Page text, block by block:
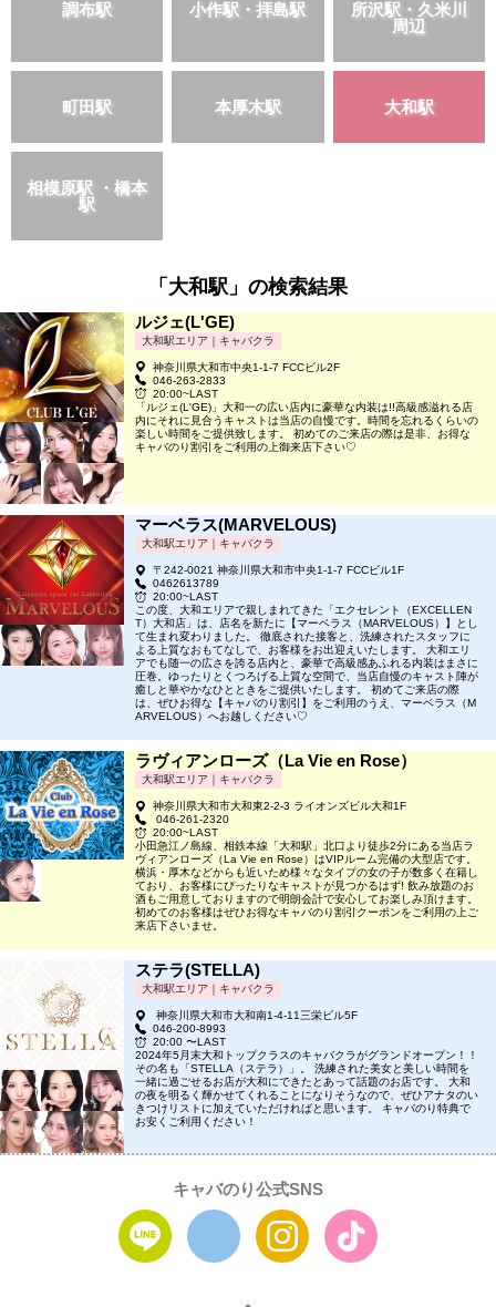
調布駅 小作駅・拝島駅
所沢駅・久米川
周辺
町田駅 本厚木駅 大和駅
相模原駅 ・橋本
駅
「大和駅」の検索結果
ルジェ(L'GE)
大和駅エリア｜キャバクラ
神奈川県大和市中央1-1-7 FCCビル2F
046-263-2833
20:00~LAST
「ルジェ(L'GE)」大和一の広い店内に豪華な内装は!!高級感溢れる店
内にそれに見合うキャストは当店の自慢です。時間を忘れるくらいの
楽しい時間をご提供致します。 初めてのご来店の際は是非、お得な
キャバのり割引をご利用の上御来店下さい♡
マーベラス(MARVELOUS)
大和駅エリア｜キャバクラ
〒242-0021 神奈川県大和市中央1-1-7 FCCビル1F
0462613789
20:00~LAST
この度、大和エリアで親しまれてきた「エクセレント（EXCELLEN
T）大和店」は、店名を新たに【マーベラス（MARVELOUS）】とし
て生まれ変わりました。 徹底された接客と、洗練されたスタッフに
よる上質なおもてなしで、お客様をお出迎えいたします。 大和エリ
アでも随一の広さを誇る店内と、豪華で高級感あふれる内装はまさに
圧巻。ゆったりとくつろげる上質な空間で、当店自慢のキャスト陣が
癒しと華やかなひとときをご提供いたします。 初めてご来店の際
は、ぜひお得な【キャバのり割引】をご利用のうえ、マーベラス（M
ARVELOUS）へお越しください♡
ラヴィアンローズ（La Vie en Rose）
大和駅エリア｜キャバクラ
神奈川県大和市大和東2-2-3 ライオンズビル大和1F
046-261-2320
20:00~LAST
小田急江ノ島線、相鉄本線「大和駅」北口より徒歩2分にある当店ラ
ヴィアンローズ（La Vie en Rose）はVIPルーム完備の大型店です。
横浜・厚木などからも近いため様々なタイプの女の子が数多く在籍し
ており、お客様にぴったりなキャストが見つかるはず! 飲み放題のお
酒もご用意しておりますので明朗会計で安心してお楽しみ頂けます。
初めてのお客様はぜひお得なキャバのり割引クーポンをご利用の上ご
来店下さいませ。
ステラ(STELLA)
大和駅エリア｜キャバクラ
神奈川県大和市大和南1-4-11三栄ビル5F
046-200-8993
20:00 〜LAST
2024年5月末大和トップクラスのキャバクラがグランドオープン！！
その名も「STELLA（ステラ）」。 洗練された美女と美しい時間を
一緒に過ごせるお店が大和にできたとあって話題のお店です。 大和
の夜を明るく輝かせてくれることになりそうなので、ぜひアナタのい
きつけリストに加えていただければと思います。 キャバのり特典で
お安くご利用ください！
キャバのり公式SNS